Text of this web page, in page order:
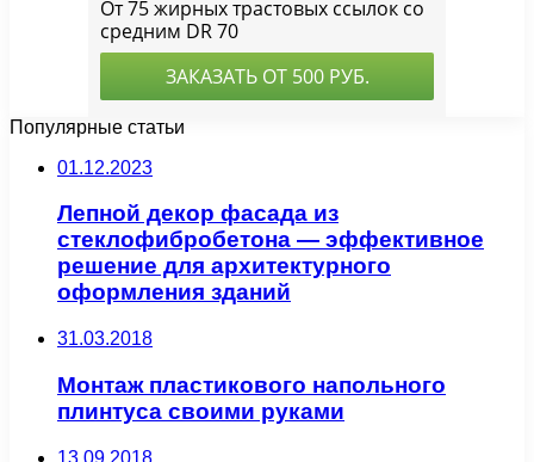
Популярные статьи
01.12.2023
Лепной декор фасада из
стеклофибробетона — эффективное
решение для архитектурного
оформления зданий
31.03.2018
Монтаж пластикового напольного
плинтуса своими руками
13.09.2018